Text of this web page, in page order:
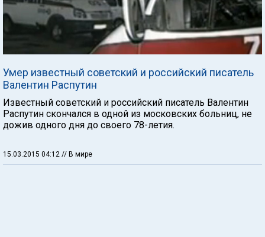
Умер известный советский и российский писатель
Валентин Распутин
Известный советский и российский писатель Валентин
Распутин скончался в одной из московских больниц, не
дожив одного дня до своего 78-летия.
15.03.2015 04:12 // В мире